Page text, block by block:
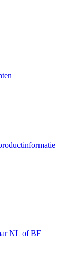
NL of BE